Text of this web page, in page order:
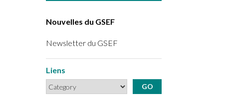
Nouvelles du GSEF
Newsletter du GSEF
Liens